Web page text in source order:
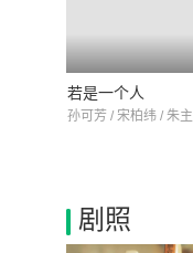
若是一个人
孙可芳 / 宋柏纬 / 朱
剧照